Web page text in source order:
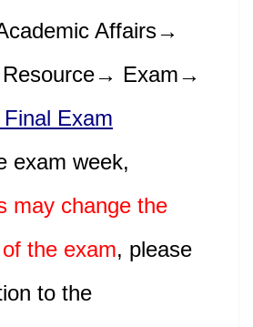
Affairs→
Resource→ Exam→
Exam
exam week,
may change the
the exam, please
to the